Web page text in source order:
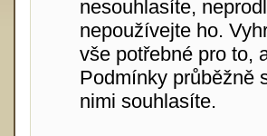
nesouhlasíte,
nepoužívejte ho.
vše potřebné pro to,
Podmínky průběžně
nimi souhlasíte.